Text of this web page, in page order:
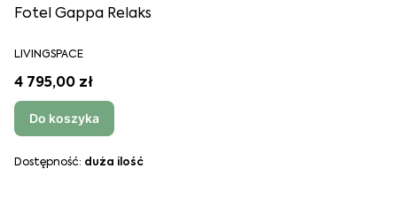
Fotel Gappa Relaks
LIVINGSPACE
4 795,00 zł
Do koszyka
Dostępność: duża ilość